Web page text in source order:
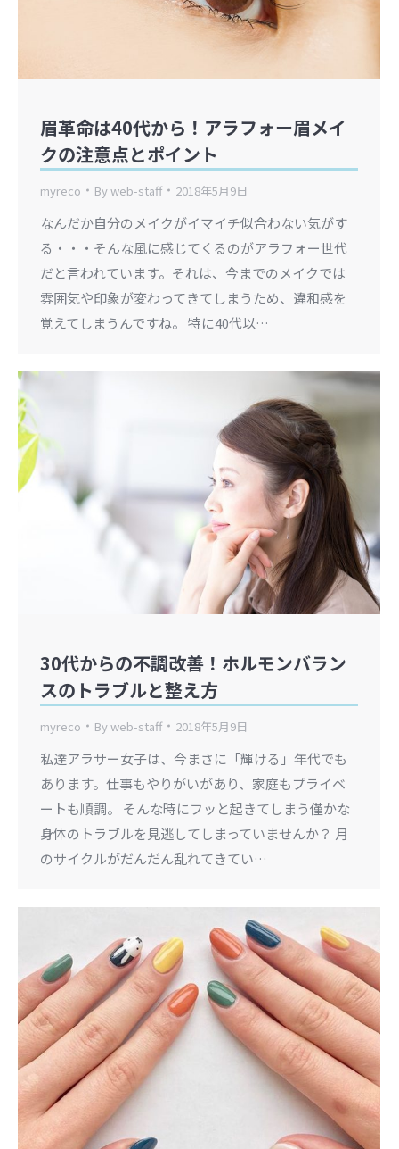
眉革命は40代から！アラフォー眉メイ
クの注意点とポイント
myreco Byweb-staff 2018年5月9日
なんだか自分のメイクがイマイチ似合わない気がす
る・・・そんな風に感じてくるのがアラフォー世代
だと言われています。それは、今までのメイクでは
雰囲気や印象が変わってきてしまうため、違和感を
覚えてしまうんですね。 特に40代以…
30代からの不調改善！ホルモンバラン
スのトラブルと整え方
myreco Byweb-staff 2018年5月9日
私達アラサー女子は、今まさに「輝ける」年代でも
あります。仕事もやりがいがあり、家庭もプライベ
ートも順調。 そんな時にフッと起きてしまう僅かな
身体のトラブルを見逃してしまっていませんか？ 月
のサイクルがだんだん乱れてきてい…